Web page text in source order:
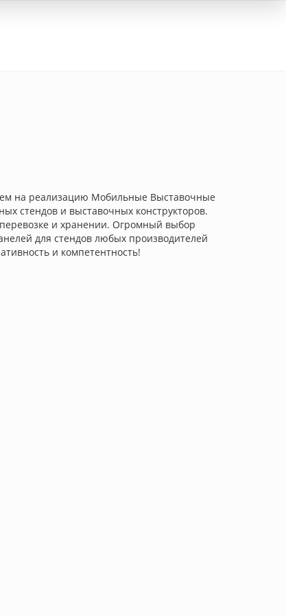
на реализацию Мобильные Выставочные
стендов и выставочных конструкторов.
и хранении. Огромный выбор
для стендов любых производителей
и компетентность!